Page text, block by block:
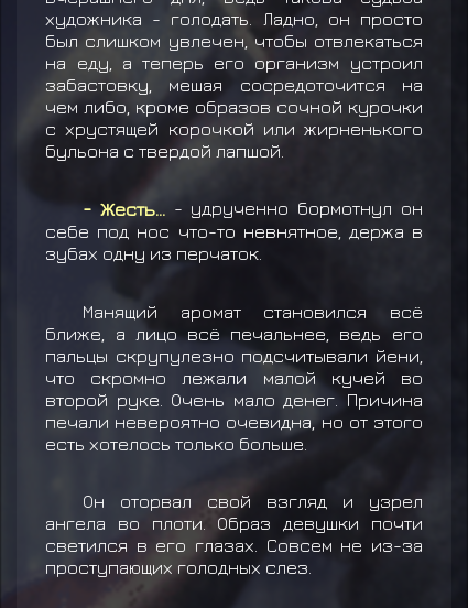
художника - голодать. Ладно, он просто
был слишком увлечен, чтобы отвлекаться
на еду, а теперь его организм устроил
забастовку, мешая сосредоточится на
чем либо, кроме образов сочной курочки
с хрустящей корочкой или жирненького
бульона с твердой лапшой.
- Жесть…- удрученно бормотнул он
себе под нос что-то невнятное, держа в
зубах одну из перчаток.
Манящий аромат становился всё
ближе, а лицо всё печальнее, ведь его
пальцы скрупулезно подсчитывали йени,
что скромно лежали малой кучей во
второй руке. Очень мало денег. Причина
печали невероятно очевидна, но от этого
есть хотелось только больше.
Он оторвал свой взгляд и узрел
ангела во плоти. Образ девушки почти
светился в его глазах. Совсем не из-за
проступающих голодных слез.